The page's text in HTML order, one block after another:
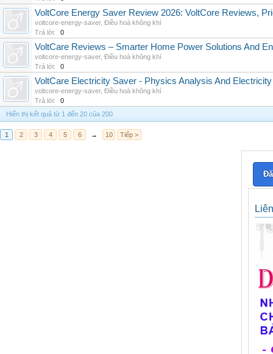
VoltCore Energy Saver Review 2026: VoltCore Reviews,
voltcore-energy-saver, Điều hoà không khí
Trả lời:
0
VoltCare Reviews – Smarter Home Power Solutions And
voltcore-energy-saver, Điều hoà không khí
Trả lời:
0
VoltCare Electricity Saver - Physics Analysis And
voltcore-energy-saver, Điều hoà không khí
Trả lời:
0
Hiển thị kết quả từ 1 đến 20 của 200
1 2 3 4 5 6 → 10 Tiếp >